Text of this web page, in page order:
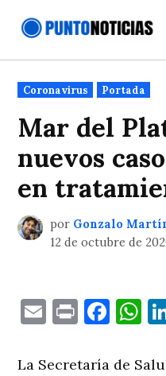
Publicado
en
Coronavirus Portada
Mar del
nuevos
en
por Gonzalo
12 de octubre de
EmailPrint
La Secretaría de